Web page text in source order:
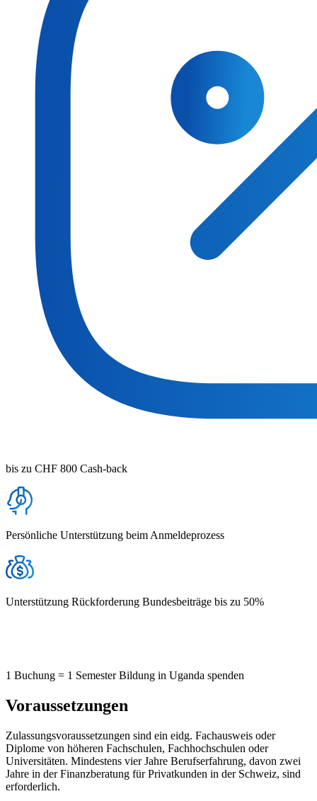
bis zu CHF 800 Cash-back
Persönliche Unterstützung beim Anmeldeprozess
Unterstützung Rückforderung Bundesbeiträge bis zu 50%
1 Buchung = 1 Semester Bildung in Uganda spenden
Voraussetzungen
Zulassungsvoraussetzungen sind ein eidg. Fachausweis oder
Diplome von höheren Fachschulen, Fachhochschulen oder
Universitäten. Mindestens vier Jahre Berufserfahrung, davon zwei
Jahre in der Finanzberatung für Privatkunden in der Schweiz, sind
erforderlich.